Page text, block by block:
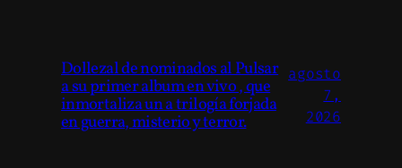
Dollezal de nominados al Pulsar
a su primer album en vivo , que
inmortaliza un a trilogía forjada
en guerra, misterio y terror.
agosto
7,
2026